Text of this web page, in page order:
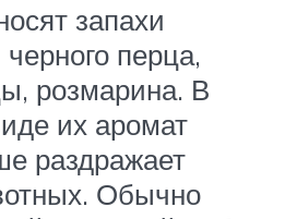
запахи
перца,
розмарина. В
их аромат
раздражает
Обычно